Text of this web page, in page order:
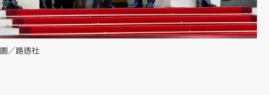
圖／路透社